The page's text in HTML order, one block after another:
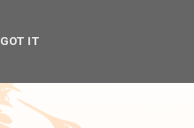
GOT IT